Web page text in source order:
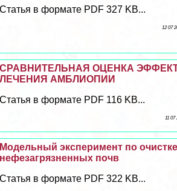
Статья в формате PDF 327 KB...
12 07
СРАВНИТЕЛЬНАЯ ОЦЕНКА
ЛЕЧЕНИЯ АМБЛИОПИИ
Статья в формате PDF 116 KB...
11 07
Модельный эксперимент по очистке
нефезагрязненных почв
Статья в формате PDF 322 KB...